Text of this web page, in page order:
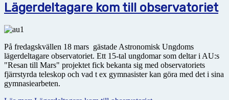
Lägerdeltagare kom till observatoriet
På fredagskvällen 18 mars gästade Astronomisk Ungdoms
lägerdeltagare observatoriet. Ett 15-tal ungdomar som deltar i AU:s
"Resan till Mars" projektet fick bekanta sig med observatoriets
fjärrstyrda teleskop och vad t ex gymnasister kan göra med det i sina
gymnasiearbeten.